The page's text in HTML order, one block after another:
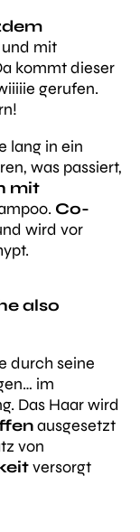
und mit
kommt dieser
gerufen.
lang in ein
was passiert,
mit
Co-
wird vor
also
durch seine
im
Das Haar wird
ausgesetzt
von
versorgt